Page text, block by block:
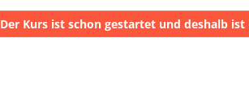
Der Kurs ist schon gestartet und deshalb